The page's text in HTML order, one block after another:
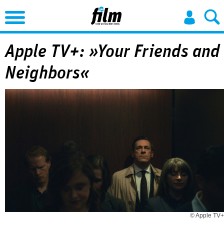
Jump to Navigation
Apple TV+: »Your Friends and
Neighbors«
© Apple TV+